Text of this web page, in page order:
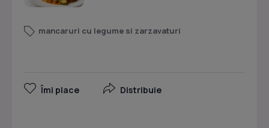
mancaruri cu legume si zarzavaturi
Îmi place Distribuie